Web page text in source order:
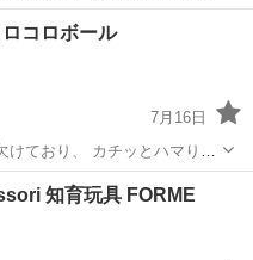
シンプルです! お客様と楽し
供 ⇒基本上記の業務だけ も
コロボール
7月16日
けており、 カチッとハマりま
時の数のまま揃っており、
ますので、ご理解頂ける方の
コロコロボール
知育玩具 FORME